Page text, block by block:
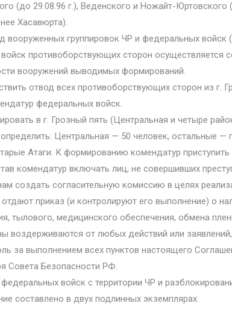
(до 29.08.96 г.), Веденского и Ножайт-Юртовского
Хасавюрта).
вооруженных группировок ЧР и федеральных
противоборствующих сторон осуществляется
вооружений выводимых формирований.
отвод всех противоборствующих сторон из
федеральных войск.
в г. Грозный пять (Центральная и четыре
Центральная — 50 человек, остальные
Атаги. К формированию комендатур приступить
комендатур включать лиц, не совершивших
создать согласительную комиссию в целях
приказ (и контролируют его выполнение) о
тылового, медицинского обеспечения, обмена
воздерживаются от любых действий или
за выполнением всех пунктов настоящего
Совета Безопасности РФ.
войск с территории ЧР и
составлено в двух подлинных экземплярах.